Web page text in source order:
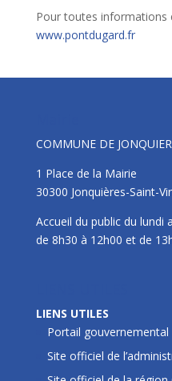
Pour toutes informations
www.pontdugard.fr
COMMUNE DE
1 Place de la Mairie
30300 Jonquières-Saint-
Accueil du public du lundi
de 8h30 à 12h00 et de
LIENS UTILES
Portail gouvernemental
Site officiel de